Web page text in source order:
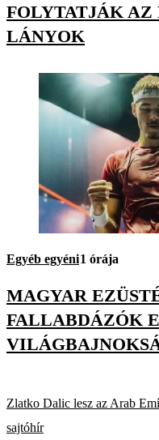
FOLYTATJÁK AZ
LÁNYOK
Egyéb egyéni1 órája
MAGYAR
FALLABDÁZÓK
Zlatko Dalic lesz az Arab
sajtóhír